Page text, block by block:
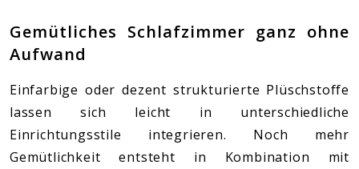
Gemütliches Schlafzimmer ganz ohne
Aufwand
Einfarbige oder dezent strukturierte Plüschstoffe
lassen sich leicht in unterschiedliche
Einrichtungsstile integrieren. Noch mehr
Gemütlichkeit entsteht in Kombination mit